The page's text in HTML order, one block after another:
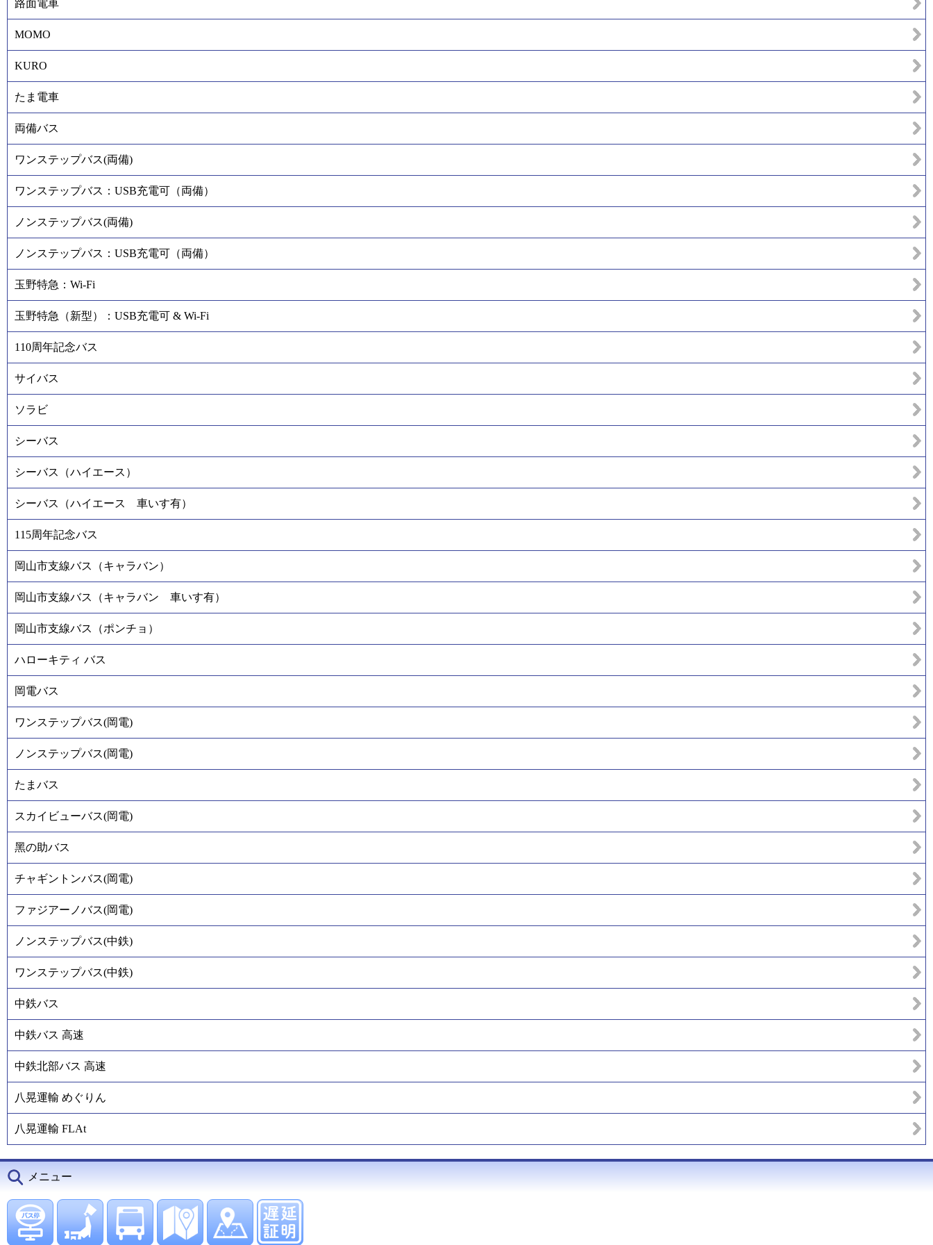
路面電車
MOMO
KURO
たま電車
両備バス
ワンステップバス(両備)
ワンステップバス：USB充電可（両備）
ノンステップバス(両備)
ノンステップバス：USB充電可（両備）
玉野特急：Wi-Fi
玉野特急（新型）：USB充電可 & Wi-Fi
110周年記念バス
サイバス
ソラビ
シーバス
シーバス（ハイエース）
シーバス（ハイエース 車いす有）
115周年記念バス
岡山市支線バス（キャラバン）
岡山市支線バス（キャラバン 車いす有）
岡山市支線バス（ポンチョ）
ハローキティ バス
岡電バス
ワンステップバス(岡電)
ノンステップバス(岡電)
たまバス
スカイビューバス(岡電)
黑の助バス
チャギントンバス(岡電)
ファジアーノバス(岡電)
ノンステップバス(中鉄)
ワンステップバス(中鉄)
中鉄バス
中鉄バス 高速
中鉄北部バス 高速
八晃運輸 めぐりん
八晃運輸 FLAt
メニュー